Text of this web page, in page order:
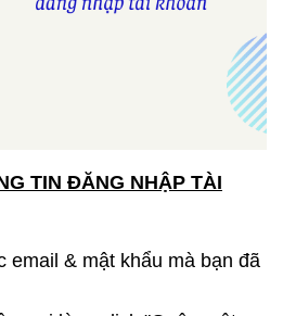
TIN ĐĂNG NHẬP TÀI
email & mật khẩu mà bạn đã